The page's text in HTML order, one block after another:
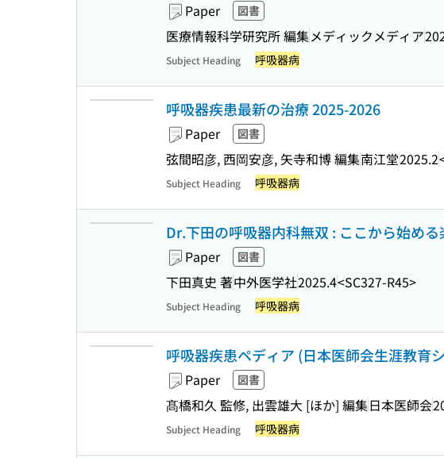
Paper 図書
医療情報科学研究所 編集メディックメディア
Subject Heading 呼吸器病
呼吸器疾患最新の治療 2025-2026
Paper 図書
弦間昭彦, 西岡安彦, 矢寺和博 編集南江堂2025.2
Subject Heading 呼吸器病
Dr.下田の呼吸器内科無双 : ここから始め
Paper 図書
下田真史 著中外医学社2025.4<SC327-R45>
Subject Heading 呼吸器病
呼吸器疾患ペディア (日本医師会生涯教育
Paper 図書
髙橋和久 監修, 出雲雄大 [ほか] 編集日本医師会
Subject Heading 呼吸器病